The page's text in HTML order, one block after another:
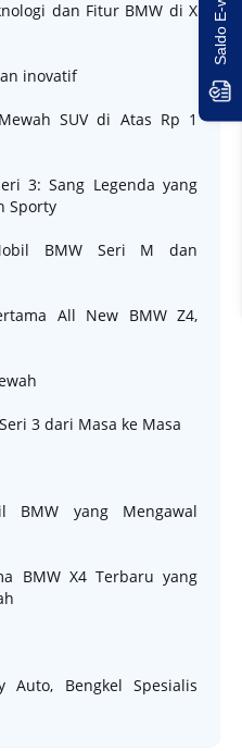
dan Fitur BMW di X
inovatif
SUV di Atas Rp 1
3: Sang Legenda yang
Sporty
BMW Seri M dan
All New BMW Z4,
3 dari Masa ke Masa
BMW yang Mengawal
BMW X4 Terbaru yang
Auto, Bengkel Spesialis